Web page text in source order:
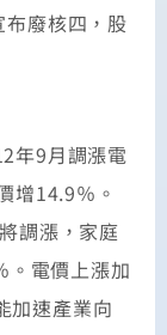
廢核四，股
年9月調漲電
增14.9％。
調漲，家庭
。電價上漲加
加速產業向